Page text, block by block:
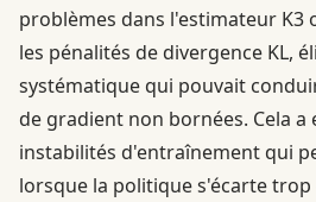
problèmes dans l'estimateur
les pénalités de divergence KL,
systématique qui pouvait
de gradient non bornées. Cela a
instabilités d'entraînement qui
lorsque la politique s'écarte